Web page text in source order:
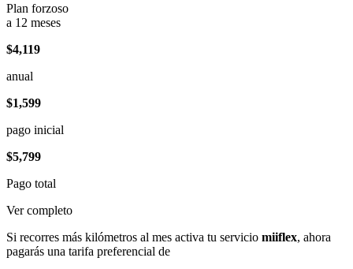
Plan forzoso
a 12 meses
$4,119
anual
$1,599
pago inicial
$5,799
Pago total
Ver completo
Si recorres más kilómetros al mes activa tu servicio miiflex, ahora
pagarás una tarifa preferencial de